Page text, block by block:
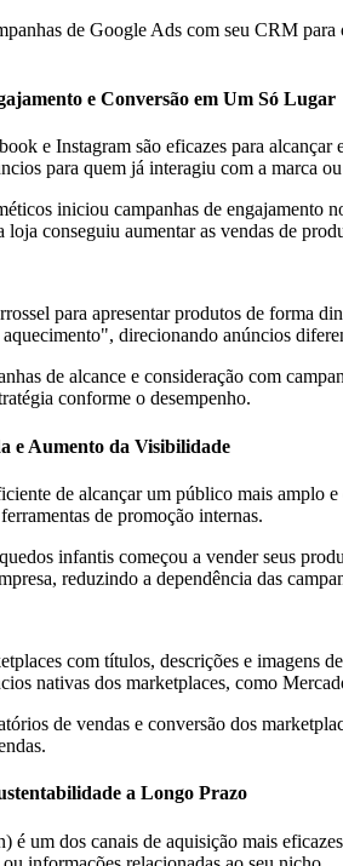
de Google Ads com seu CRM
e Conversão em Um Só Lugar
e Instagram são eficazes para
para quem já interagiu com a marca
iniciou campanhas de engajamento
conseguiu aumentar as vendas de
para apresentar produtos de forma
direcionando anúncios
de alcance e consideração com
conforme o desempenho.
e Aumento da Visibilidade
de alcançar um público mais
de promoção internas.
infantis começou a vender seus
reduzindo a dependência das
com títulos, descrições e imagens
nativas dos marketplaces, como
de vendas e conversão dos
a Longo Prazo
um dos canais de aquisição mais